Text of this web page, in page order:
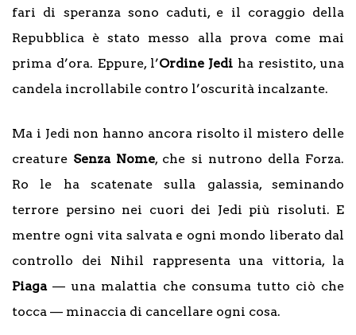
fari di speranza sono caduti, e il coraggio della
Repubblica è stato messo alla prova come mai
prima d’ora. Eppure, l’Ordine Jedi ha resistito, una
candela incrollabile contro l’oscurità incalzante.
Ma i Jedi non hanno ancora risolto il mistero delle
creature Senza Nome, che si nutrono della Forza.
Ro le ha scatenate sulla galassia, seminando
terrore persino nei cuori dei Jedi più risoluti. E
mentre ogni vita salvata e ogni mondo liberato dal
controllo dei Nihil rappresenta una vittoria, la
Piaga— una malattia che consuma tutto ciò che
tocca — minaccia di cancellare ogni cosa.